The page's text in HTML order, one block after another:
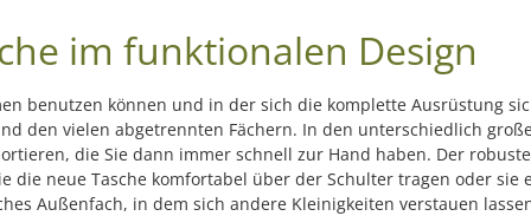
im funktionalen Design
benutzen können und in der sich die komplette Ausrüstung
den vielen abgetrennten Fächern. In den unterschiedlich
die Sie dann immer schnell zur Hand haben. Der
die neue Tasche komfortabel über der Schulter tragen oder
Außenfach, in dem sich andere Kleinigkeiten verstauen